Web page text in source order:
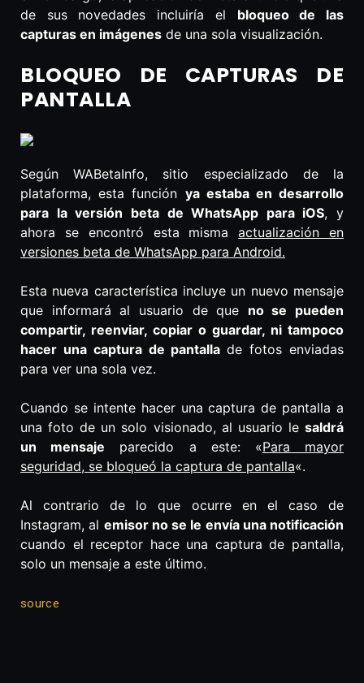
de sus novedades incluiría el bloqueo de las
capturas en imágenes de una sola visualización.
BLOQUEO DE CAPTURAS DE
PANTALLA
Según WABetaInfo, sitio especializado de la
plataforma, esta función ya estaba en desarrollo
para la versión beta de WhatsApp para iOS, y
ahora se encontró esta mismaactualización en
versiones beta de WhatsApp para Android.
Esta nueva característica incluye un nuevo mensaje
que informará al usuario de que no se pueden
compartir, reenviar, copiar o guardar, ni tampoco
hacer una captura de pantallade fotos enviadas
para ver una sola vez.
Cuando se intente hacer una captura de pantalla a
una foto de un solo visionado, al usuario le saldrá
un mensaje parecido a este: «Para mayor
seguridad, se bloqueó la captura de pantalla«.
Al contrario de lo que ocurre en el caso de
Instagram, al emisor no se le envía una notificación
cuando el receptor hace una captura de pantalla,
solo un mensaje a este último.
source